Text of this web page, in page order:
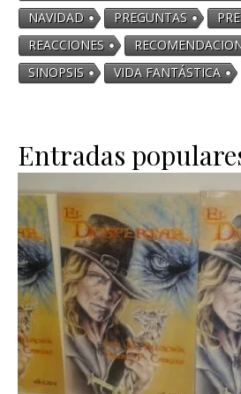
NAVIDAD
PREGUNTAS
REACCIONES
SINOPSIS
VIDA FANTÁSTICA
Entradas